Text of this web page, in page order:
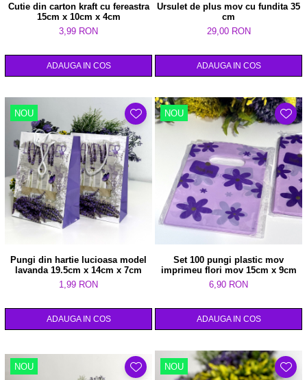
Cutie din carton kraft cu fereastra
15cm x 10cm x 4cm
3,99 RON
ADAUGA IN COS
Ursulet de plus mov cu fundita 35
cm
29,00 RON
ADAUGA IN COS
NOU
Pungi din hartie lucioasa model
lavanda 19.5cm x 14cm x 7cm
1,99 RON
ADAUGA IN COS
NOU
Set 100 pungi plastic mov
imprimeu flori mov 15cm x 9cm
6,90 RON
ADAUGA IN COS
NOU NOU